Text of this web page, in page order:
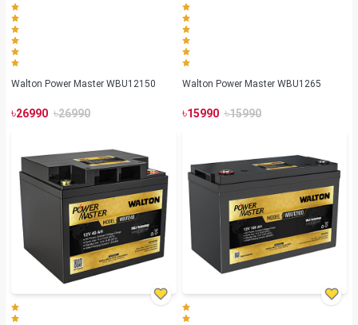
Walton Power Master WBU12150
৳26990 ৳26990
Walton Power Master WBU1265
৳15990 ৳15990